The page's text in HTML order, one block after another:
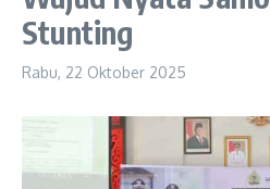
Stunting
Rabu, 22 Oktober 2025